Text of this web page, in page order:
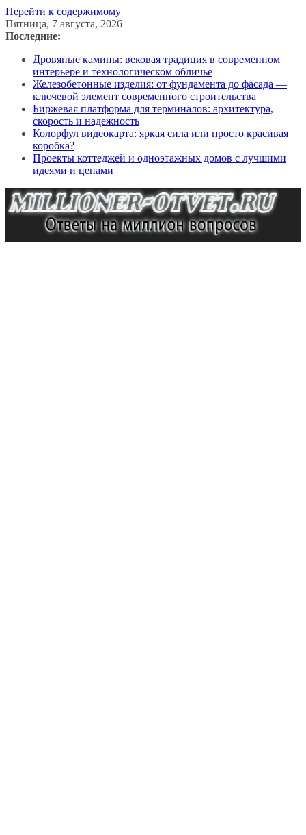
Перейти к содержимому
Пятница, 7 августа, 2026
Последние:
Дровяные камины: вековая традиция в современном
интерьере и технологическом обличье
Железобетонные изделия: от фундамента до фасада —
ключевой элемент современного строительства
Биржевая платформа для терминалов: архитектура,
скорость и надежность
Колорфул видеокарта: яркая сила или просто красивая
коробка?
Проекты коттеджей и одноэтажных домов с лучшими
идеями и ценами